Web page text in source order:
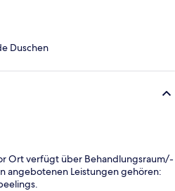
Duschen
Ort verfügt über Behandlungsraum/-
angebotenen Leistungen gehören: